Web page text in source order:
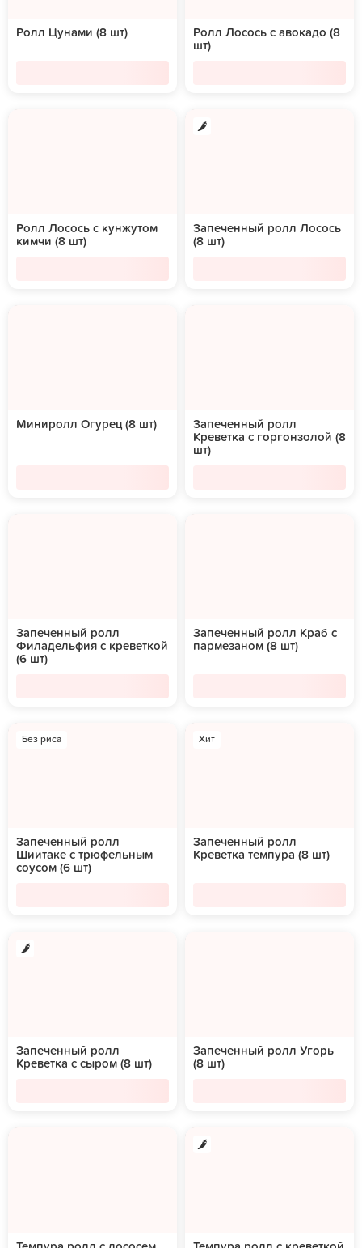
Ролл Цунами (8 шт)
Ролл Лосось с авокадо (8
шт)
Ролл Лосось с кунжутом
кимчи (8 шт)
Запеченный ролл Лосось
(8 шт)
Миниролл Огурец (8 шт)
Запеченный ролл
Креветка с горгонзолой (8
шт)
Запеченный ролл
Филадельфия с креветкой
(6 шт)
Запеченный ролл Краб с
пармезаном (8 шт)
Без риса
Запеченный ролл
Шиитаке с трюфельным
соусом (6 шт)
Хит
Запеченный ролл
Креветка темпура (8 шт)
Запеченный ролл
Креветка с сыром (8 шт)
Запеченный ролл Угорь
(8 шт)